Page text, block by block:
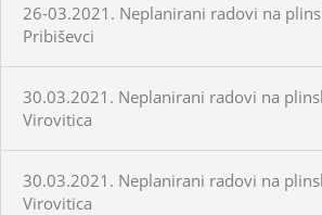
26-03.2021. Neplanirani radovi na
Pribiševci
30.03.2021. Neplanirani radovi na
Virovitica
30.03.2021. Neplanirani radovi na
Virovitica